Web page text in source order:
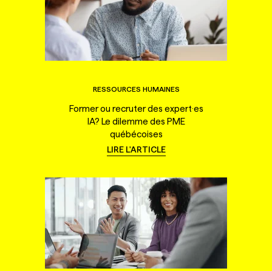
RESSOURCES HUMAINES
Former ou recruter des expert·es
IA? Le dilemme des PME
québécoises
LIRE L'ARTICLE